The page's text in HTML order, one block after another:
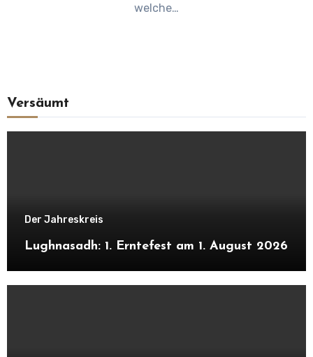
welche…
Versäumt
Der Jahreskreis
Lughnasadh: 1. Erntefest am 1. August 2026